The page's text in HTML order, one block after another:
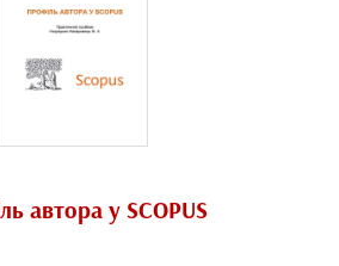
автора у SCOPUS